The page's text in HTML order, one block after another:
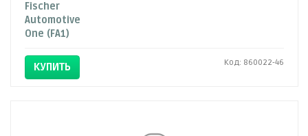
Fischer
Automotive
One (FA1)
КУПИТЬ Код: 860022-46